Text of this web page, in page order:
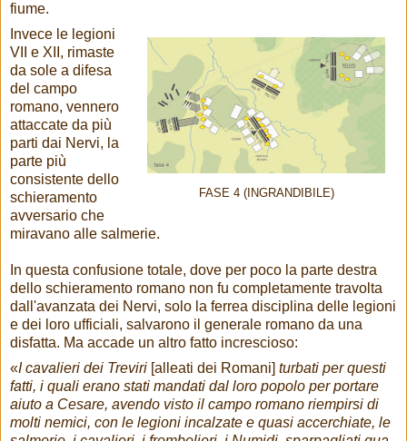
fiume.
FASE 4 (INGRANDIBILE)
Invece le legioni
VII e XII, rimaste
da sole a difesa
del campo
romano, vennero
attaccate da più
parti dai Nervi, la
parte più
consistente dello
schieramento
avversario che
miravano alle salmerie.
In questa confusione totale, dove per poco la parte destra
dello schieramento romano non fu completamente travolta
dall'avanzata dei Nervi, solo la ferrea disciplina delle legioni
e dei loro ufficiali, salvarono il generale romano da una
disfatta. Ma accade un altro fatto increscioso:
«I cavalieri dei Treviri [alleati dei Romani] turbati per questi
fatti, i quali erano stati mandati dal loro popolo per portare
aiuto a Cesare, avendo visto il campo romano riempirsi di
molti nemici, con le legioni incalzate e quasi accerchiate, le